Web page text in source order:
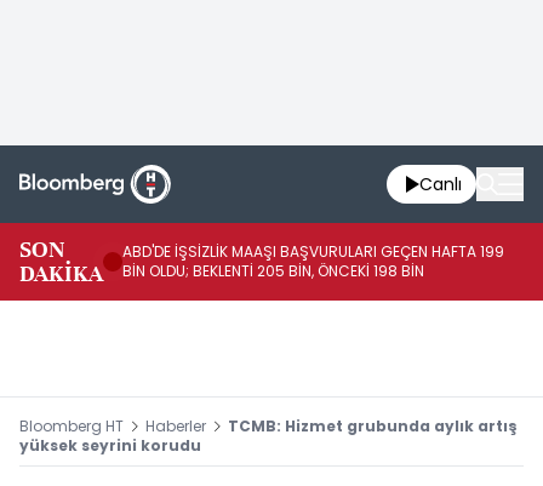
Canlı
SON
DAKİKA
ABD'DE İŞSİZLİK MAAŞI BAŞVURULARI GEÇEN HAFTA 199
BİN OLDU; BEKLENTİ 205 BİN, ÖNCEKİ 198 BİN
Bloomberg HT Haberler
TCMB: Hizmet grubunda aylık artış
yüksek seyrini korudu